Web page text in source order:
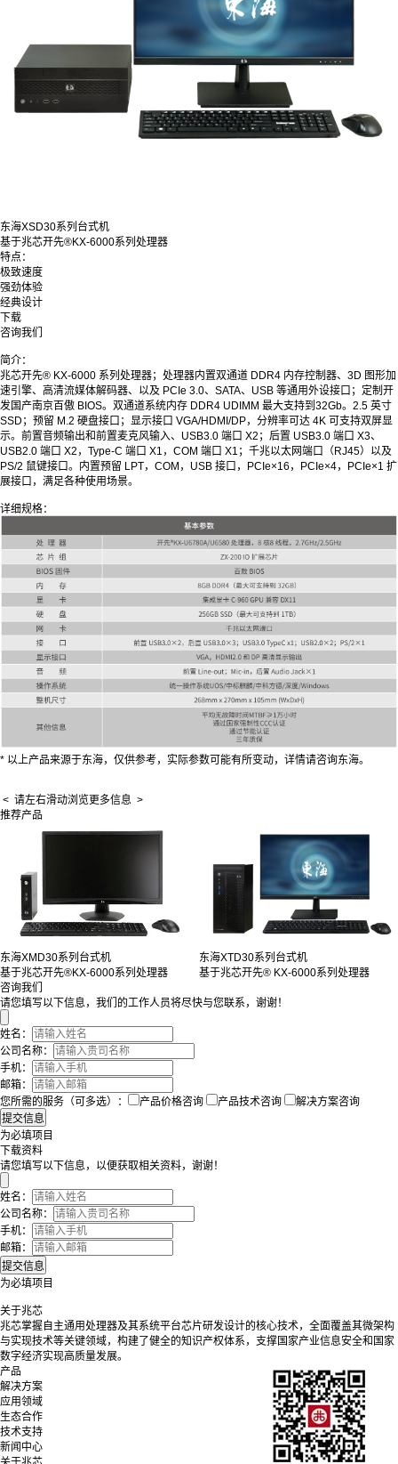
东海XSD30系列台式机
基于兆芯开先®KX-6000系列处理器
特点：
极致速度
强劲体验
经典设计
下载
咨询我们
简介：
兆芯开先® KX-6000 系列处理器；处理器内置双通道 DDR4 内存控制器、3D 图形加
速引擎、高清流媒体解码器、以及 PCIe 3.0、SATA、USB 等通用外设接口；定制开
发国产南京百傲 BIOS。双通道系统内存 DDR4 UDIMM 最大支持到32Gb。2.5 英寸
SSD；预留 M.2 硬盘接口；显示接口 VGA/HDMI/DP，分辨率可达 4K 可支持双屏显
示。前置音频输出和前置麦克风输入、USB3.0 端口 X2；后置 USB3.0 端口 X3、
USB2.0 端口 X2，Type-C 端口 X1，COM 端口 X1；千兆以太网端口（RJ45）以及
PS/2 鼠键接口。内置预留 LPT，COM，USB 接口，PCIe×16，PCIe×4，PCIe×1 扩
展接口，满足各种使用场景。
详细规格：
* 以上产品来源于东海，仅供参考，实际参数可能有所变动，详情请咨询东海。
< 请左右滑动浏览更多信息 >
推荐产品
东海XMD30系列台式机
基于兆芯开先®KX-6000系列处理器
东海XTD30系列台式机
基于兆芯开先® KX-6000系列处理器
咨询我们
请您填写以下信息，我们的工作人员将尽快与您联系，谢谢！
姓名：
公司名称：
手机：
邮箱：
您所需的服务（可多选）：
产品价格咨询 产品技术咨询 解决方案咨询
为必填项目
下载资料
请您填写以下信息，以便获取相关资料，谢谢！
姓名：
公司名称：
手机：
邮箱：
为必填项目
关于兆芯
兆芯掌握自主通用处理器及其系统平台芯片研发设计的核心技术，全面覆盖其微架构
与实现技术等关键领域，构建了健全的知识产权体系，支撑国家产业信息安全和国家
数字经济实现高质量发展。
产品
解决方案
应用领域
生态合作
技术支持
新闻中心